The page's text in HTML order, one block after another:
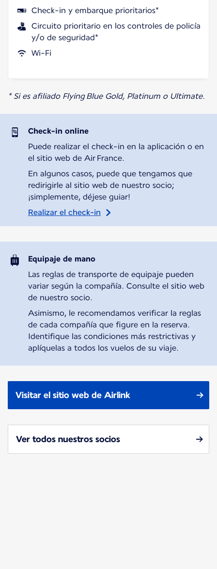
Check-in y embarque prioritarios*
Circuito prioritario en los controles de policía
y/o de seguridad*
Wi-Fi
* Si es afiliado Flying Blue Gold, Platinum o Ultimate.
Check-in online
Puede realizar el check-in en la aplicación o en
el sitio web de Air France.
En algunos casos, puede que tengamos que
redirigirle al sitio web de nuestro socio;
¡simplemente, déjese guiar!
Realizar el check-in
Equipaje de mano
Las reglas de transporte de equipaje pueden
variar según la compañía. Consulte el sitio web
de nuestro socio.
Asimismo, le recomendamos verificar la reglas
de cada compañía que figure en la reserva.
Identifique las condiciones más restrictivas y
aplíquelas a todos los vuelos de su viaje.
Visitar el sitio web de Airlink
Ver todos nuestros socios